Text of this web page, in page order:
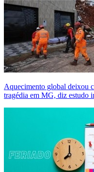
Aquecimento global deixou
tragédia em MG, diz estudo